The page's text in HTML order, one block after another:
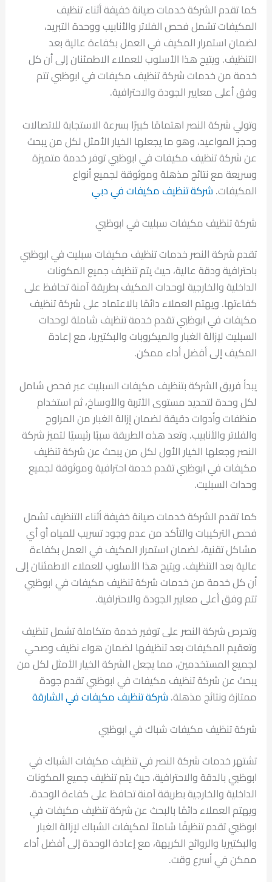
كما تقدم الشركة خدمات صيانة خفيفة أثناء تنظيف
المكيفات تشمل فحص الفلاتر والأنابيب ووحدة التبريد،
لضمان استمرار المكيف في العمل بكفاءة عالية بعد
التنظيف. ويتيح هذا الأسلوب للعملاء الاطمئنان إلى أن كل
خدمة من خدمات شركة تنظيف مكيفات في ابوظبي تتم
وفق أعلى معايير الجودة والاحترافية.
وتولي شركة النصر اهتمامًا كبيرًا بسرعة الاستجابة للاتصالات
وحجز المواعيد، وهو ما يجعلها الخيار الأمثل لكل من يبحث
عن شركة تنظيف مكيفات في ابوظبي توفر خدمة متميزة
وسريعة مع نتائج مذهلة وموثوقة لجميع أنواع
المكيفات. شركة تنظيف مكيفات في دبي
شركة تنظيف مكيفات سبليت في ابوظبي
تقدم شركة النصر خدمات تنظيف مكيفات سبليت في ابوظبي
باحترافية ودقة عالية، حيث يتم تنظيف جميع المكونات
الداخلية والخارجية لوحدات المكيف بطريقة آمنة تحافظ على
كفاءتها. ويهتم العملاء دائمًا بالاعتماد على شركة تنظيف
مكيفات في ابوظبي تقدم خدمة تنظيف شاملة لوحدات
السبليت لإزالة الغبار والميكروبات والبكتيريا، مع إعادة
المكيف إلى أفضل أداء ممكن.
يبدأ فريق الشركة بتنظيف مكيفات السبليت عبر فحص شامل
لكل وحدة لتحديد مستوى الأتربة والأوساخ، ثم استخدام
منظفات وأدوات دقيقة لضمان إزالة الغبار من المراوح
والفلاتر والأنابيب. وتعد هذه الطريقة سببًا رئيسيًا لتميز شركة
النصر وجعلها الخيار الأول لكل من يبحث عن شركة تنظيف
مكيفات في ابوظبي تقدم خدمة احترافية وموثوقة لجميع
وحدات السبليت.
كما تقدم الشركة خدمات صيانة خفيفة أثناء التنظيف تشمل
فحص التركيبات والتأكد من عدم وجود تسريب للمياه أو أي
مشاكل تقنية، لضمان استمرار المكيف في العمل بكفاءة
عالية بعد التنظيف. ويتيح هذا الأسلوب للعملاء الاطمئنان إلى
أن كل خدمة من خدمات شركة تنظيف مكيفات في ابوظبي
تتم وفق أعلى معايير الجودة والاحترافية.
وتحرص شركة النصر على توفير خدمة متكاملة تشمل تنظيف
وتعقيم المكيفات بعد تنظيفها لضمان هواء نظيف وصحي
لجميع المستخدمين، مما يجعل الشركة الخيار الأمثل لكل من
يبحث عن شركة تنظيف مكيفات في ابوظبي تقدم جودة
ممتازة ونتائج مذهلة. شركة تنظيف مكيفات في الشارقة
شركة تنظيف مكيفات شباك في ابوظبي
تشتهر خدمات شركة النصر في تنظيف مكيفات الشباك في
ابوظبي بالدقة والاحترافية، حيث يتم تنظيف جميع المكونات
الداخلية والخارجية بطريقة آمنة تحافظ على كفاءة الوحدة.
ويهتم العملاء دائمًا بالبحث عن شركة تنظيف مكيفات في
ابوظبي تقدم تنظيفًا شاملاً لمكيفات الشباك لإزالة الغبار
والبكتيريا والروائح الكريهة، مع إعادة الوحدة إلى أفضل أداء
ممكن في أسرع وقت.